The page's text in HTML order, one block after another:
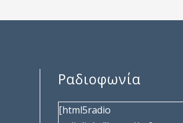
Ραδιοφωνία
[html5radio